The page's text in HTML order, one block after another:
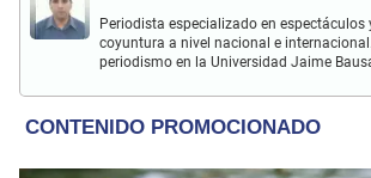
Periodista especializado en espectáculos
coyuntura a nivel nacional e
periodismo en la Universidad Jaime
relacionados con espectáculos y sociales.